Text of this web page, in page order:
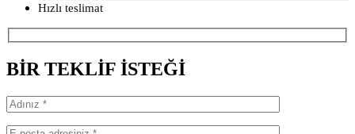
Hızlı teslimat
BİR TEKLİF İSTEĞİ